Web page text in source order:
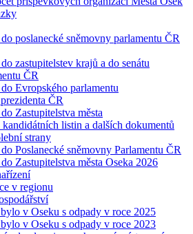
poslanecké sněmovny parlamentu ČR
zastupitelstev krajů a do senátu
ČR
Evropského parlamentu
ČR
Zastupitelstva města
listin a dalších dokumentů
strany
Poslanecké sněmovny Parlamentu ČR
Zastupitelstva města Oseka 2026
v regionu
v Oseku s odpady v roce 2025
v Oseku s odpady v roce 2023